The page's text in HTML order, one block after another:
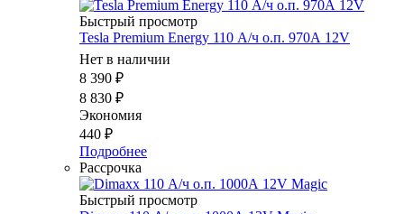
Быстрый просмотр
Tesla Premium Energy 110 А/ч о.п. 970А 12V
Нет в наличии
8 390 ₽
8 830 ₽
Экономия
440 ₽
Подробнее
Рассрочка
Быстрый просмотр